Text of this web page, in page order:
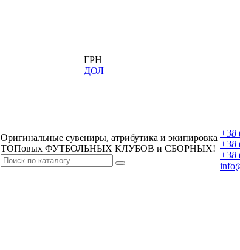
ГРН
ДОЛ
Оригинальные сувениры, атрибутика и экипировка
ТОПовых ФУТБОЛЬНЫХ КЛУБОВ и СБОРНЫХ!
+38
+38
+38